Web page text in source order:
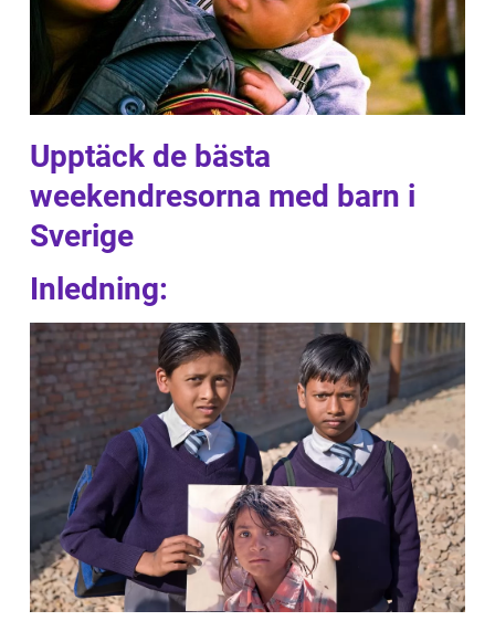
Upptäck de bästa
weekendresorna med barn i
Sverige
Inledning: